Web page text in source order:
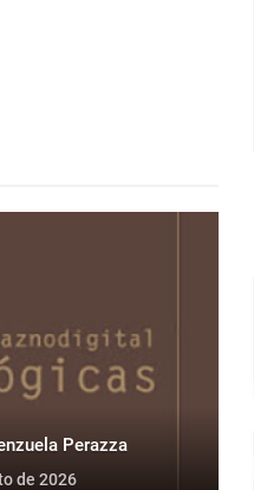
Perazza
de 2026